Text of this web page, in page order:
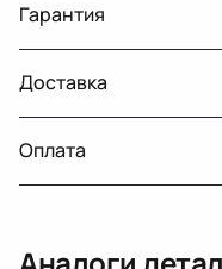
Авто
Год
Тег
Гарантия
Двигатели с
оборудования
Датчик давления
топлива, ТНВД
Доставка
Оплата